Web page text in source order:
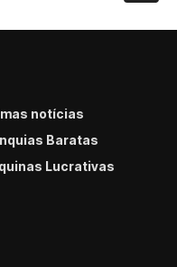
notícias
Baratas
Lucrativas